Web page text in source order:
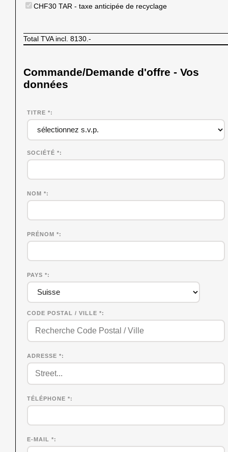
CHF30 TAR - taxe anticipée de recyclage
Total TVA incl. 8130.-
Commande/Demande d'offre - Vos
données
TITRE *
SOCIÉTÉ *
NOM *
PRÉNOM *
PAYS *
CODE POSTAL / VILLE *
ADRESSE *
TÉLÉPHONE *
E-MAIL *